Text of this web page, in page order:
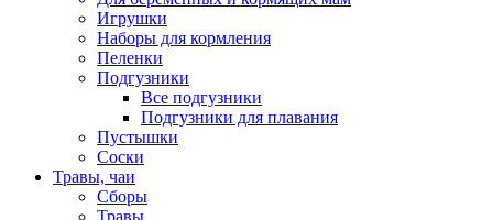
Игрушки
Наборы для кормления
Пеленки
Подгузники
Все подгузники
Подгузники для плавания
Пустышки
Соски
Травы, чаи
Сборы
Травы